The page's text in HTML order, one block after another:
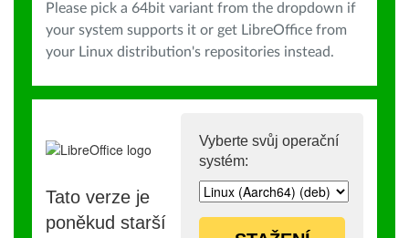
Please pick a 64bit variant from the dropdown if
your system supports it or get LibreOffice from
your Linux distribution's repositories instead.
Vyberte svůj operační
systém:
Tato verze je
poněkud starší